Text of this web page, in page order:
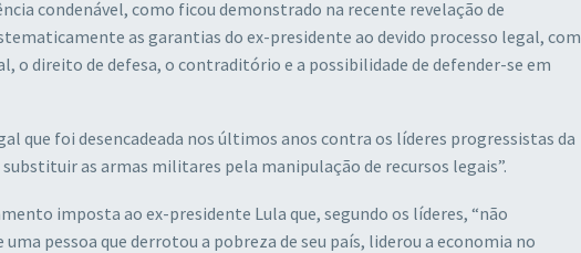
condenável, como ficou demonstrado na recente revelação de
as garantias do ex-presidente ao devido processo legal, com
o direito de defesa, o contraditório e a possibilidade de defender-se em
que foi desencadeada nos últimos anos contra os líderes progressistas da
as armas militares pela manipulação de recursos legais”.
imposta ao ex-presidente Lula que, segundo os líderes, “não
pessoa que derrotou a pobreza de seu país, liderou a economia no